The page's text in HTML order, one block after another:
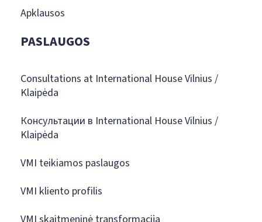
Apklausos
PASLAUGOS
Consultations at International House Vilnius /
Klaipėda
Консультации в International House Vilnius /
Klaipėda
VMI teikiamos paslaugos
VMI kliento profilis
VMI skaitmeninė transformacija